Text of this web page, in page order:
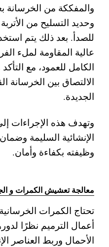
والمفككة من الخرسانة
وحديد التسليح من
للصدأ. بعد ذلك يتم
عالية المقاومة لملء
الكامل للعمود، مع
الالتصاق بين الخرسانة
الجديدة.
وتهدف هذه الإجراءات
الإنشائية السليمة
وظيفته بكفاءة وأمان.
معالجة تعشيش الكمرات و
تحتاج الكمرات
أعمال الترميم نظرًا
الأحمال وربط العناصر